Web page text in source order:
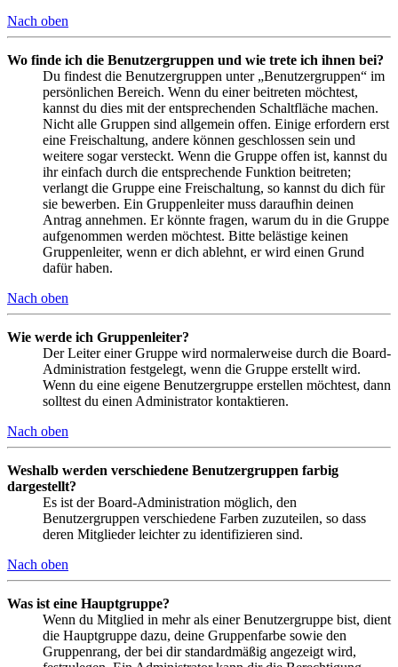
Nach oben
Wo finde ich die Benutzergruppen und wie trete ich ihnen bei?
Du findest die Benutzergruppen unter „Benutzergruppen“ im
persönlichen Bereich. Wenn du einer beitreten möchtest,
kannst du dies mit der entsprechenden Schaltfläche machen.
Nicht alle Gruppen sind allgemein offen. Einige erfordern erst
eine Freischaltung, andere können geschlossen sein und
weitere sogar versteckt. Wenn die Gruppe offen ist, kannst du
ihr einfach durch die entsprechende Funktion beitreten;
verlangt die Gruppe eine Freischaltung, so kannst du dich für
sie bewerben. Ein Gruppenleiter muss daraufhin deinen
Antrag annehmen. Er könnte fragen, warum du in die Gruppe
aufgenommen werden möchtest. Bitte belästige keinen
Gruppenleiter, wenn er dich ablehnt, er wird einen Grund
dafür haben.
Nach oben
Wie werde ich Gruppenleiter?
Der Leiter einer Gruppe wird normalerweise durch die Board-
Administration festgelegt, wenn die Gruppe erstellt wird.
Wenn du eine eigene Benutzergruppe erstellen möchtest, dann
solltest du einen Administrator kontaktieren.
Nach oben
Weshalb werden verschiedene Benutzergruppen farbig
dargestellt?
Es ist der Board-Administration möglich, den
Benutzergruppen verschiedene Farben zuzuteilen, so dass
deren Mitglieder leichter zu identifizieren sind.
Nach oben
Was ist eine Hauptgruppe?
Wenn du Mitglied in mehr als einer Benutzergruppe bist, dient
die Hauptgruppe dazu, deine Gruppenfarbe sowie den
Gruppenrang, der bei dir standardmäßig angezeigt wird,